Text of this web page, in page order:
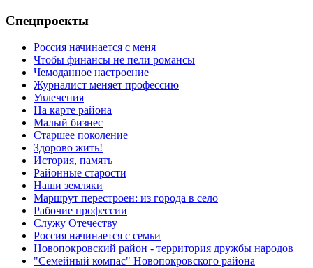
Спецпроекты
Россия начинается с меня
Чтобы финансы не пели романсы
Чемоданное настроение
Журналист меняет профессию
Увлечения
На карте района
Малый бизнес
Старшее поколение
Здорово жить!
История, память
Районные старости
Наши земляки
Маршрут перестроен: из города в село
Рабочие профессии
Служу Отечеству
Россия начинается с семьи
Новопокровский район - территория дружбы народов
"Семейный компас" Новопокровского района